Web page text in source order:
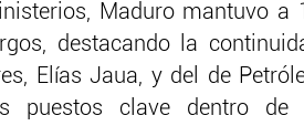
Maduro mantuvo a
destacando la
Elías Jaua, y del de
puestos clave dentro de